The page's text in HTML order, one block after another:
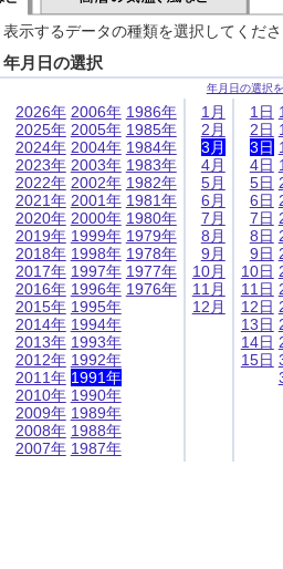
示するデータの種類を選択してくだ
年月日の選択
年月日の選択
2026年
2025年
2024年
2023年
2022年
2021年
2020年
2019年
2018年
2017年
2016年
2015年
2014年
2013年
2012年
2011年
2010年
2009年
2008年
2007年
2006年
2005年
2004年
2003年
2002年
2001年
2000年
1999年
1998年
1997年
1996年
1995年
1994年
1993年
1992年
1991年
1990年
1989年
1988年
1987年
1986年
1985年
1984年
1983年
1982年
1981年
1980年
1979年
1978年
1977年
1976年
1月
2月
3月
4月
5月
6月
7月
8月
9月
10月
11月
12月
1日
2日
3日
4日
5日
6日
7日
8日
9日
10日
11日
12日
13日
14日
15日